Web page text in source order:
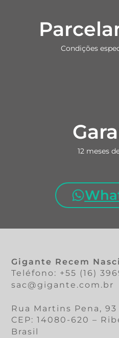
Condições
12 meses
Gigante Recem
Teléfono: +55 (16)
sac@gigante.com.br
Rua Martins Pena,
CEP: 14080-620 –
Brasil